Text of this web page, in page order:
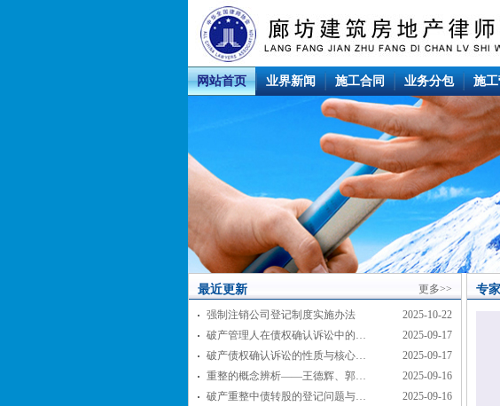
网站首页 业界新闻 施工合同 业务分包 施
更多>>
最近更新
2025-10-22
强制注销公司登记制度实施办法
2025-09-17
破产管理人在债权确认诉讼中的…
2025-09-17
破产债权确认诉讼的性质与核心…
2025-09-16
重整的概念辨析——王德辉、郭…
2025-09-16
破产重整中债转股的登记问题与…
专